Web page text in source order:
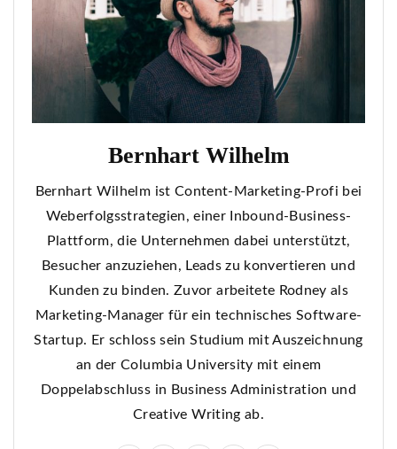
Bernhart Wilhelm
Bernhart Wilhelm ist Content-Marketing-Profi bei
Weberfolgsstrategien, einer Inbound-Business-
Plattform, die Unternehmen dabei unterstützt,
Besucher anzuziehen, Leads zu konvertieren und
Kunden zu binden. Zuvor arbeitete Rodney als
Marketing-Manager für ein technisches Software-
Startup. Er schloss sein Studium mit Auszeichnung
an der Columbia University mit einem
Doppelabschluss in Business Administration und
Creative Writing ab.